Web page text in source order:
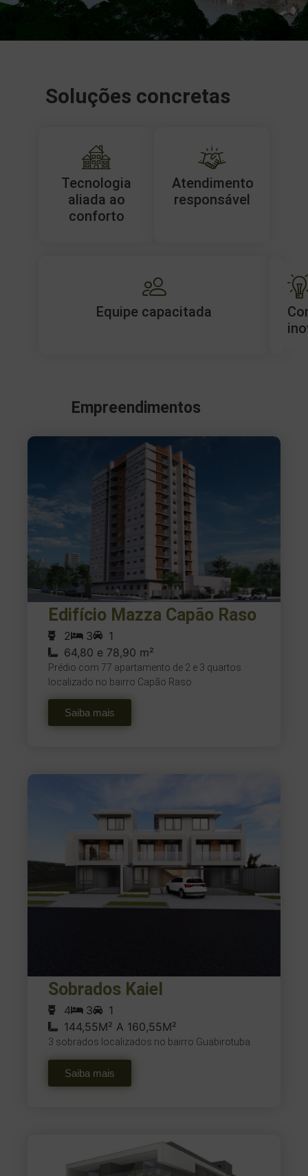
Soluções concretas
Tecnologia
aliada ao
conforto
Atendimento
responsável
Equipe capacitada
Empreendimentos
Edifício Mazza Capão Raso
2 3
1
64,80 e 78,90 m²
Prédio com 77 apartamento de 2 e 3 quartos
localizado no bairro Capão Raso
Saiba mais
Sobrados Kaiel
4 3
1
144,55M² A 160,55M²
3 sobrados localizados no bairro Guabirotuba
Saiba mais